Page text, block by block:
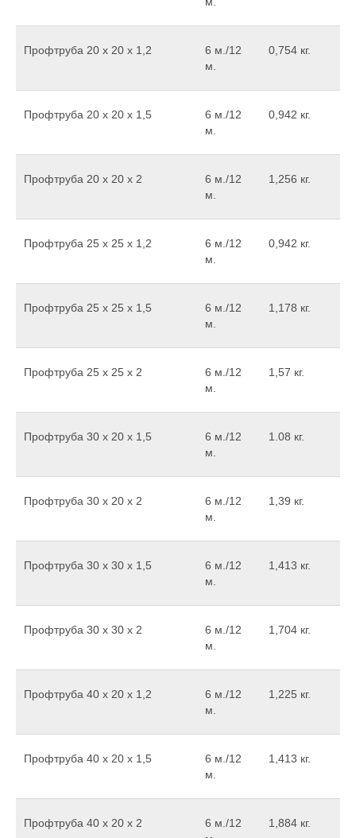
Профтруба 20 х 20 х 1,2
6 м./12
м.
0,754 кг.
Профтруба 20 х 20 х 1,5
6 м./12
м.
0,942 кг.
Профтруба 20 х 20 х 2
6 м./12
м.
1,256 кг.
Профтруба 25 х 25 х 1,2
6 м./12
м.
0,942 кг.
Профтруба 25 х 25 х 1,5
6 м./12
м.
1,178 кг.
Профтруба 25 х 25 х 2
6 м./12
м.
1,57 кг.
Профтруба 30 х 20 х 1,5
6 м./12
м.
1.08 кг.
Профтруба 30 х 20 х 2
6 м./12
м.
1,39 кг.
Профтруба 30 х 30 х 1,5
6 м./12
м.
1,413 кг.
Профтруба 30 х 30 х 2
6 м./12
м.
1,704 кг.
Профтруба 40 х 20 х 1,2
6 м./12
м.
1,225 кг.
Профтруба 40 х 20 х 1,5
6 м./12
м.
1,413 кг.
Профтруба 40 х 20 х 2
6 м./12
1,884 кг.